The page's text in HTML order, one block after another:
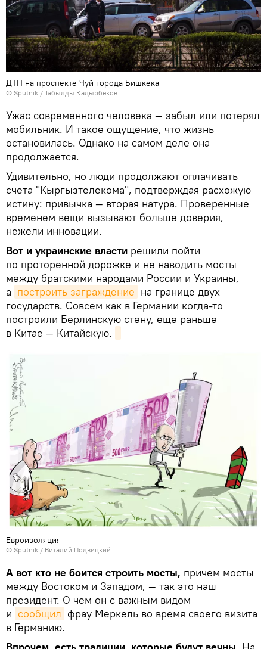
ДТП на проспекте Чуй города Бишкека
© Sputnik / Табылды Кадырбеков
Ужас современного человека — забыл или потерял
мобильник. И такое ощущение, что жизнь
остановилась. Однако на самом деле она
продолжается.
Удивительно, но люди продолжают оплачивать
счета "Кыргызтелекома", подтверждая расхожую
истину: привычка — вторая натура. Проверенные
временем вещи вызывают больше доверия,
нежели инновации.
Вот и украинские власти решили пойти
по проторенной дорожке и не наводить мосты
между братскими народами России и Украины,
а построить заграждение на границе двух
государств. Совсем как в Германии когда-то
построили Берлинскую стену, еще раньше
в Китае — Китайскую.
Евроизоляция
© Sputnik / Виталий Подвицкий
А вот кто не боится строить мосты, причем мосты
между Востоком и Западом, — так это наш
президент. О чем он с важным видом
и сообщил фрау Меркель во время своего визита
в Германию.